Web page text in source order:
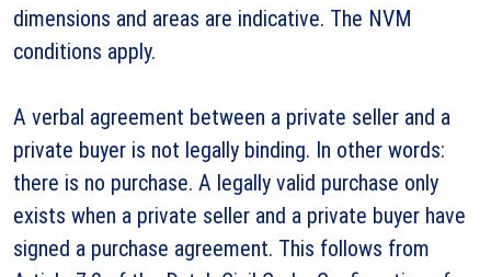
dimensions and areas are indicative. The NVM
conditions apply.
A verbal agreement between a private seller and a
private buyer is not legally binding. In other words:
there is no purchase. A legally valid purchase only
exists when a private seller and a private buyer have
signed a purchase agreement. This follows from